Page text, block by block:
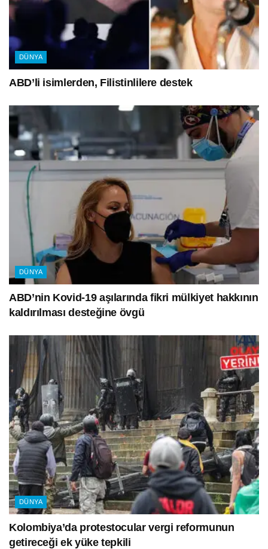
DÜNYA
ABD’li isimlerden, Filistinlilere destek
DÜNYA
ABD’nin Kovid-19 aşılarında fikri mülkiyet hakkının
kaldırılması desteğine övgü
DÜNYA
Kolombiya’da protestocular vergi reformunun
getireceği ek yüke tepkili